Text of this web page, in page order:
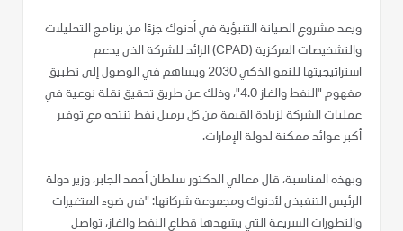
ويعد مشروع الصيانة التنبؤية في أدنوك جزءًا من برنامج التحليلات
والتشخيصات المركزية (CPAD) الرائد للشركة الذي يدعم
استراتيجيتها للنمو الذكي 2030 ويساهم في الوصول إلى تطبيق
مفهوم "النفط والغاز 4.0"، وذلك عن طريق تحقيق نقلة نوعية في
عمليات الشركة لزيادة القيمة من كل برميل نفط تنتجه مع توفير
أكبر عوائد ممكنة لدولة الإمارات.
وبهذه المناسبة، قال معالي الدكتور سلطان أحمد الجابر، وزير دولة
الرئيس التنفيذي لأدنوك ومجموعة شركاتها: "في ضوء المتغيرات
والتطورات السريعة التي يشهدها قطاع النفط والغاز، تواصل